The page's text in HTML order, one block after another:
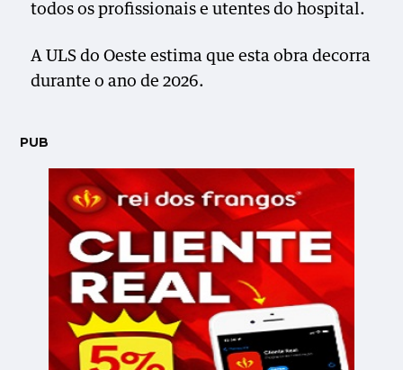
todos os profissionais e utentes do hospital.
A ULS do Oeste estima que esta obra decorra
durante o ano de 2026.
PUB